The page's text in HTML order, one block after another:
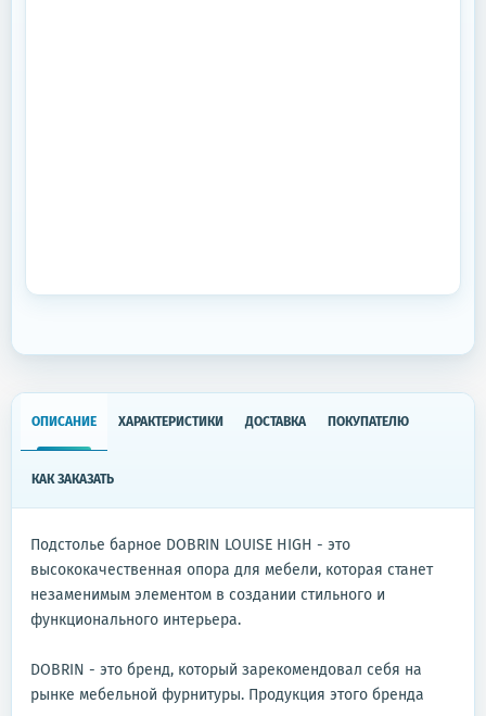
ОПИСАНИЕ ХАРАКТЕРИСТИКИ ДОСТАВКА ПОКУПАТЕЛЮ
КАК ЗАКАЗАТЬ
Подстолье барное DOBRIN LOUISE HIGH - это
высококачественная опора для мебели, которая станет
незаменимым элементом в создании стильного и
функционального интерьера.
DOBRIN - это бренд, который зарекомендовал себя на
рынке мебельной фурнитуры. Продукция этого бренда